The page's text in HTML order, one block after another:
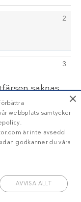
2
3
saknas.
göra.
som
Sökte
5
×
webbplats samtycker
är inte avsedd
godkänner du våra
AVVISA ALLT